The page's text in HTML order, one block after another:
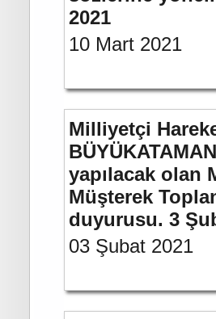
2021
10 Mart 2021
Milliyetçi
yapılacak olan
Müşterek
duyurusu. 3
03 Şubat 2021